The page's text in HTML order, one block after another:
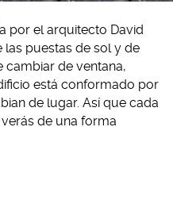
por el arquitecto David
las puestas de sol y de
cambiar de ventana,
está conformado por
de lugar. Así que cada
de una forma